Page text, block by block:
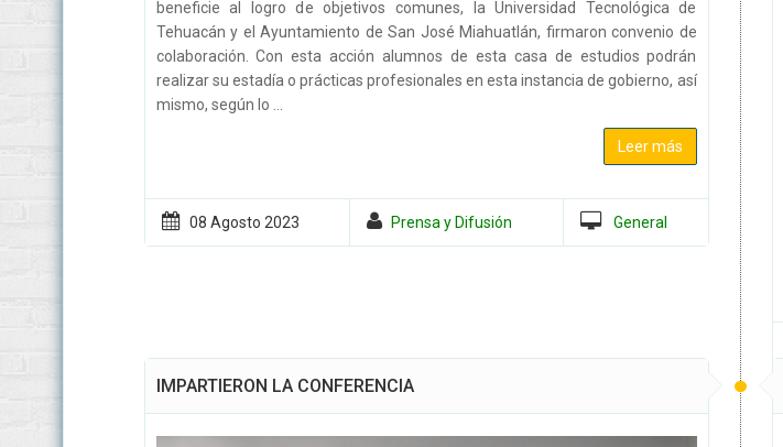
beneficie al logro de objetivos comunes, la Universidad Tecnológica de
Tehuacán y el Ayuntamiento de San José Miahuatlán, firmaron convenio de
colaboración. Con esta acción alumnos de esta casa de estudios podrán
realizar su estadía o prácticas profesionales en esta instancia de gobierno, así
mismo, según lo ...
Leer más
08 Agosto 2023 Prensa y Difusión General
IMPARTIERON LA CONFERENCIA